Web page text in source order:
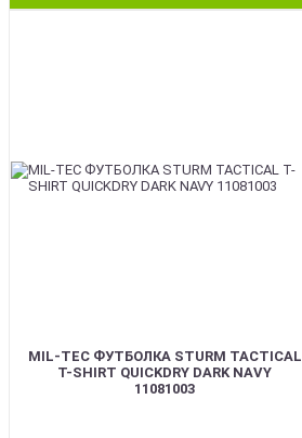
MIL-TEC ФУТБОЛКА STURM TACTICAL
T-SHIRT QUICKDRY DARK NAVY
11081003